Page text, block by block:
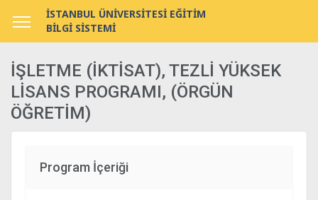
İSTANBUL ÜNİVERSİTESİ EĞİTİM
BİLGİ SİSTEMİ
İŞLETME (İKTİSAT), TEZLİ YÜKSEK
LİSANS PROGRAMI, (ÖRGÜN
ÖĞRETİM)
Program İçeriği